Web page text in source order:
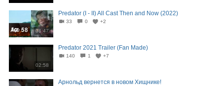
08:47
Predator (I - II) All Cast Then and Now (2022)
33 0 +2
02:58
Predator 2021 Trailer (Fan Made)
140 1 +7
Арнольд вернется в новом Хищнике!